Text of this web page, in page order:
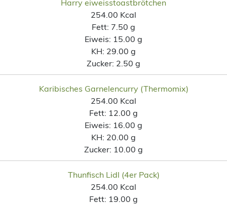
Harry eiweisstoastbrötchen
254.00 Kcal
Fett: 7.50 g
Eiweis: 15.00 g
KH: 29.00 g
Zucker: 2.50 g
Karibisches Garnelencurry (Thermomix)
254.00 Kcal
Fett: 12.00 g
Eiweis: 16.00 g
KH: 20.00 g
Zucker: 10.00 g
Thunfisch Lidl (4er Pack)
254.00 Kcal
Fett: 19.00 g